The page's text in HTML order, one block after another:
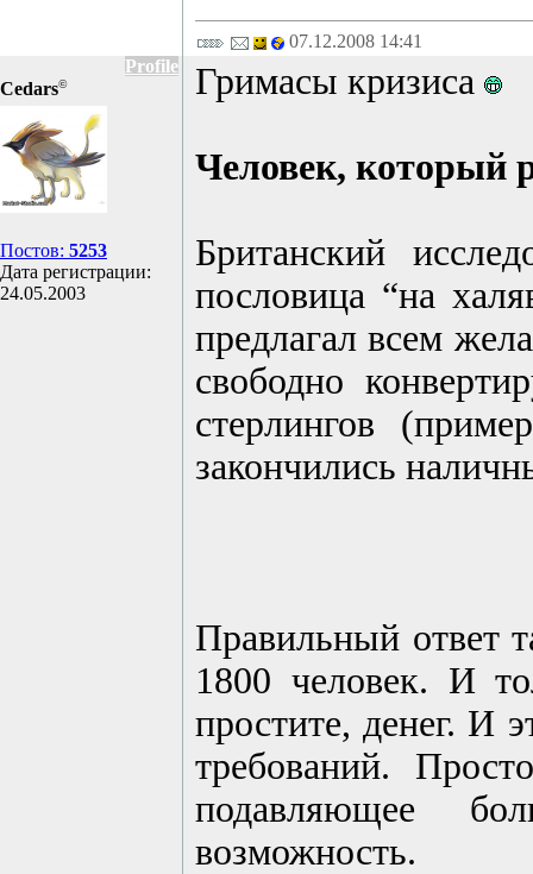
07.12.2008 14:41
Profile
Cedars©
Постов: 5253
Дата регистрации:
24.05.2003
Гримасы кризиса
Человек, который
Британский
пословица “на
предлагал всем
свободно
стерлингов
закончились
Правильный ответ
1800 человек. И
простите, денег. И
требований.
подавляющее
возможность.